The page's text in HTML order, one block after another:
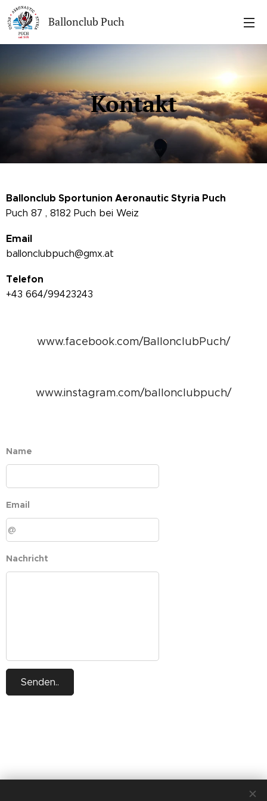
Ballonclub Puch
Kontakt
Ballonclub Sportunion Aeronautic Styria Puch
Puch 87 , 8182 Puch bei Weiz
Email
ballonclubpuch@gmx.at
Telefon
+43 664/99423243
www.facebook.com/BallonclubPuch/
www.instagram.com/ballonclubpuch/
Name
Email
Nachricht
Senden..